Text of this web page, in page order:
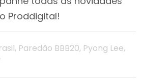
Proddigital!
, Paredão BBB20, Pyong Lee,